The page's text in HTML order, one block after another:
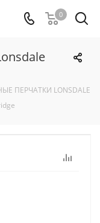
0
ПЕРЧАТКИ LONSDALE